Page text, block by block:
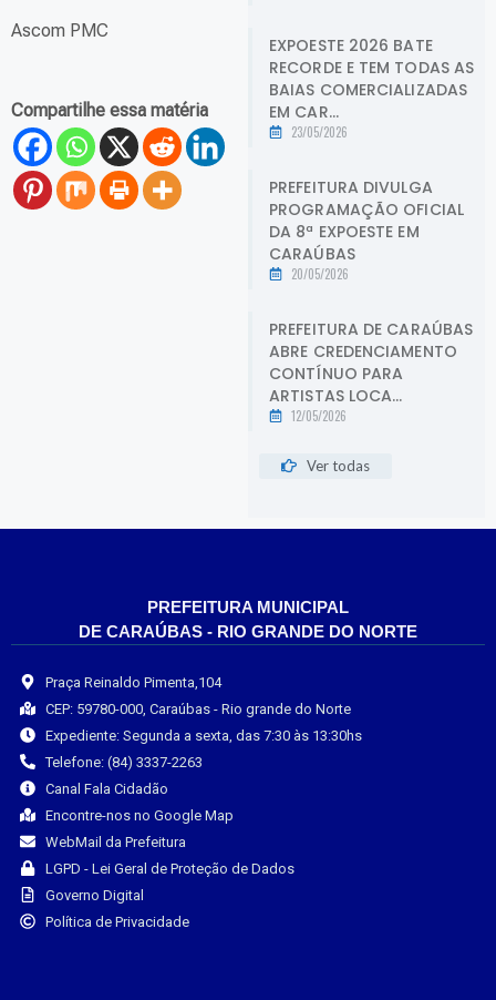
Ascom PMC
Compartilhe essa matéria
EXPOESTE 2026 BATE
RECORDE E TEM TODAS AS
BAIAS COMERCIALIZADAS
EM CAR...
23/05/2026
PREFEITURA DIVULGA
PROGRAMAÇÃO OFICIAL
DA 8ª EXPOESTE EM
CARAÚBAS
20/05/2026
PREFEITURA DE CARAÚBAS
ABRE CREDENCIAMENTO
CONTÍNUO PARA
ARTISTAS LOCA...
12/05/2026
Ver todas
PREFEITURA MUNICIPAL
DE CARAÚBAS - RIO GRANDE DO NORTE
Praça Reinaldo Pimenta,104
CEP: 59780-000, Caraúbas - Rio grande do Norte
Expediente: Segunda a sexta, das 7:30 às 13:30hs
Telefone: (84) 3337-2263
Canal Fala Cidadão
Encontre-nos no Google Map
WebMail da Prefeitura
LGPD - Lei Geral de Proteção de Dados
Governo Digital
Política de Privacidade